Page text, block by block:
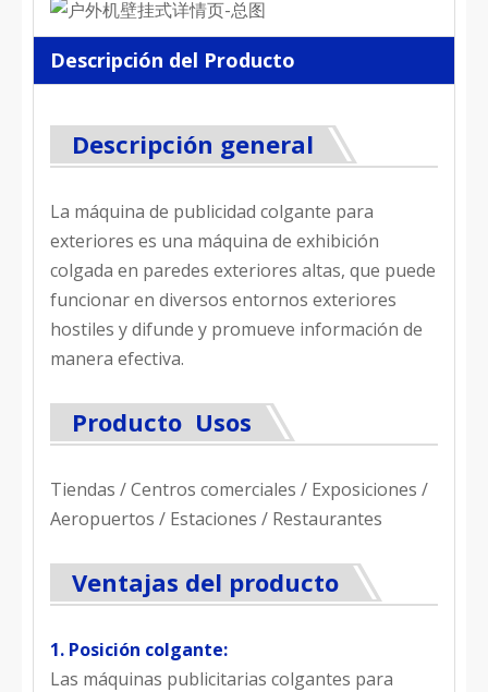
Descripción del Producto
Descripción general
La máquina de publicidad colgante para
exteriores es una máquina de exhibición
colgada en paredes exteriores altas, que puede
funcionar en diversos entornos exteriores
hostiles y difunde y promueve información de
manera efectiva.
Producto Usos
Tiendas / Centros comerciales / Exposiciones /
Aeropuertos / Estaciones / Restaurantes
Ventajas del producto
1. Posición colgante:
Las máquinas publicitarias colgantes para